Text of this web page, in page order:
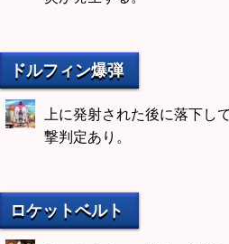
ドルフィン爆弾
上に発射された後に落下し
撃判定あり。
ロケットベルト